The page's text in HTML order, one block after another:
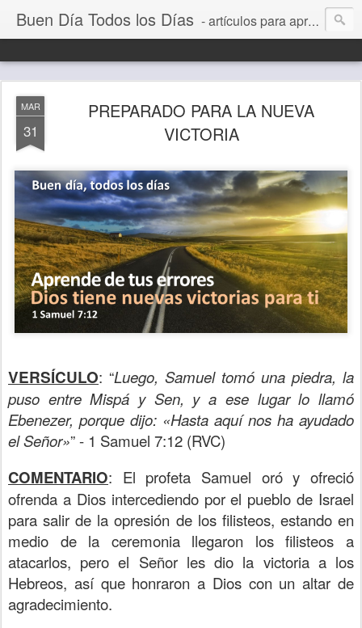
Buen Día Todos los Días - artículos para aprender a vivir mejor, un día a la vez. Por Juan C Quintero
MAR
31
PREPARADO PARA LA NUEVA
VICTORIA
VERSÍCULO: “Luego, Samuel tomó una piedra, la
puso entre Mispá y Sen, y a ese lugar lo llamó
Ebenezer, porque dijo: «Hasta aquí nos ha ayudado
el Señor»” - 1 Samuel 7:12 (RVC)
COMENTARIO: El profeta Samuel oró y ofreció
ofrenda a Dios intercediendo por el pueblo de Israel
para salir de la opresión de los filisteos, estando en
medio de la ceremonia llegaron los filisteos a
atacarlos, pero el Señor les dio la victoria a los
Hebreos, así que honraron a Dios con un altar de
agradecimiento.